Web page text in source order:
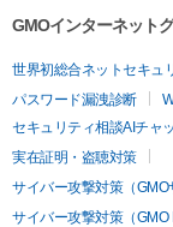
GMOインターネット
世界初総合ネットセキュ
パスワード漏洩診断
セキュリティ相談AIチャ
実在証明・盗聴対策
サイバー攻撃対策（GMO
サイバー攻撃対策（GMO